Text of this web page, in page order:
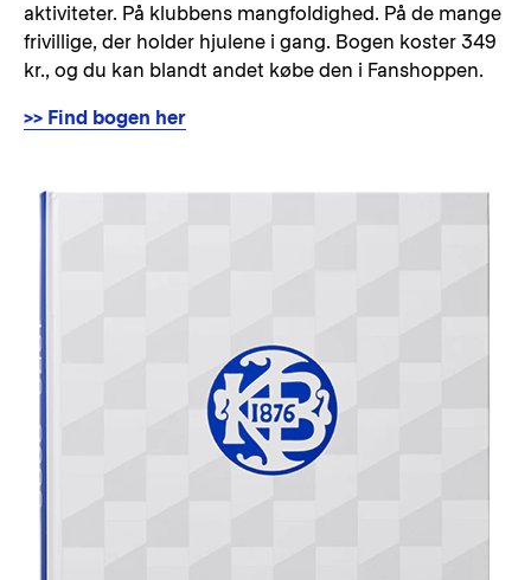
aktiviteter. På klubbens mangfoldighed. På de mange
frivillige, der holder hjulene i gang. Bogen koster 349
kr., og du kan blandt andet købe den i Fanshoppen.
>> Find bogen her